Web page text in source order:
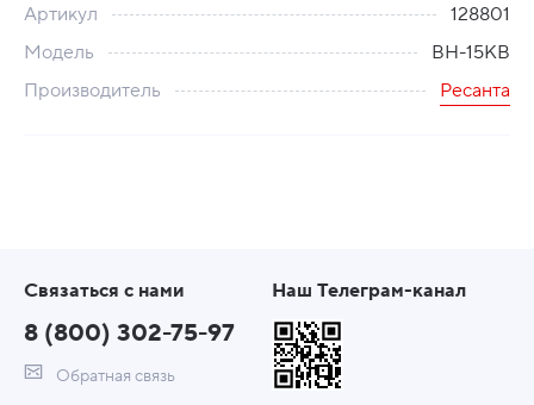
Артикул
128801
Модель
ВН-15КВ
Производитель
Ресанта
Связаться с нами
8 (800) 302-75-97
Обратная связь
Наш Телеграм-канал